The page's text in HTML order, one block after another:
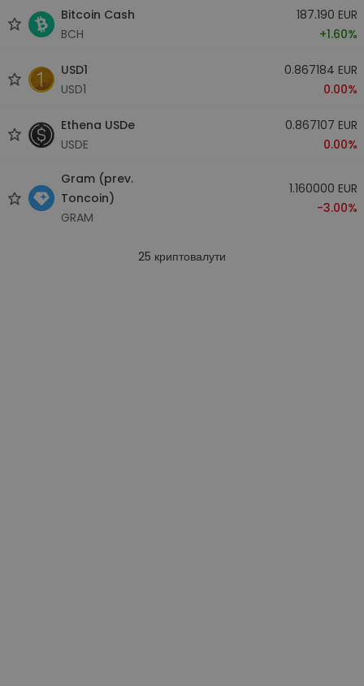
Bitcoin Cash
BCH
187.190 EUR
+1.60%
USD1
USD1
0.867184 EUR
0.00%
Ethena USDe
USDE
0.867107 EUR
0.00%
Gram (prev.
Toncoin)
GRAM
1.160000 EUR
-3.00%
25 криптовалути